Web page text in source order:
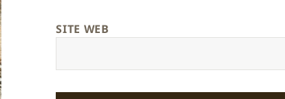
SITE WEB